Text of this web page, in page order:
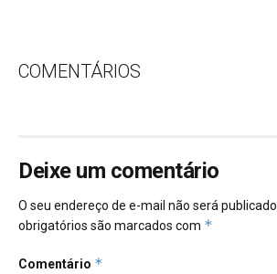
COMENTÁRIOS
Deixe um comentário
O seu endereço de e-mail não será publicado.
obrigatórios são marcados com *
Comentário *